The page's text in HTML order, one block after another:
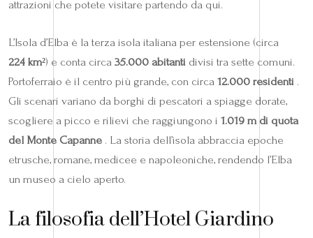
attrazioni che potete visitare partendo da qui.
L’Isola d’Elba è la terza isola italiana per estensione (circa
224 km²) e conta circa 35.000 abitanti divisi tra sette comuni.
Portoferraio è il centro più grande, con circa 12.000 residenti .
Gli scenari variano da borghi di pescatori a spiagge dorate,
scogliere a picco e rilievi che raggiungono i 1.019 m di quota
del Monte Capanne . La storia dell’isola abbraccia epoche
etrusche, romane, medicee e napoleoni​che, rendendo l’Elba
un museo a cielo aperto.
La filosofia dell’Hotel Giardino